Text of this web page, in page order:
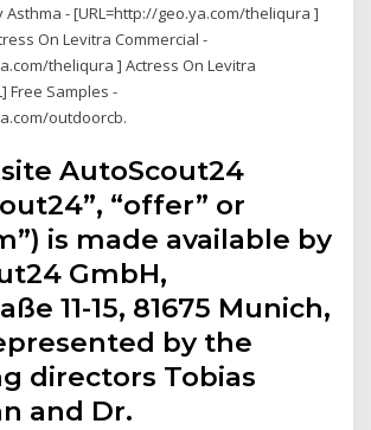
- [URL=http://geo.ya.com/theliqura ]
On Levitra Commercial -
theliqura ] Actress On Levitra
Free Samples -
outdoorcb.
AutoScout24
“offer” or
is made available by
GmbH,
11-15, 81675 Munich,
by the
directors Tobias
and Dr.